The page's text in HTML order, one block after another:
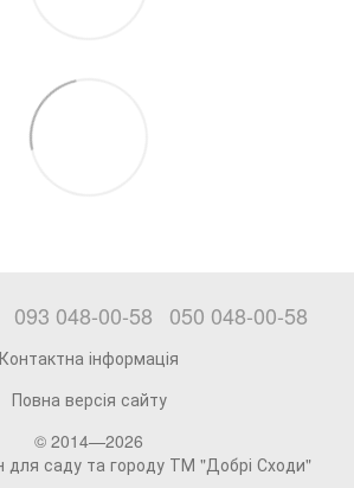
093 048-00-58 050 048-00-58
Контактна інформація
Повна версія сайту
© 2014—2026
для саду та городу ТМ "Добрі Сходи"